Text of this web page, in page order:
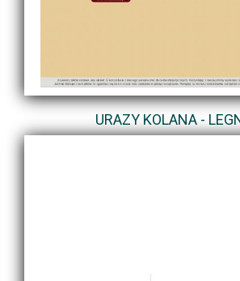
URAZY KOLANA -